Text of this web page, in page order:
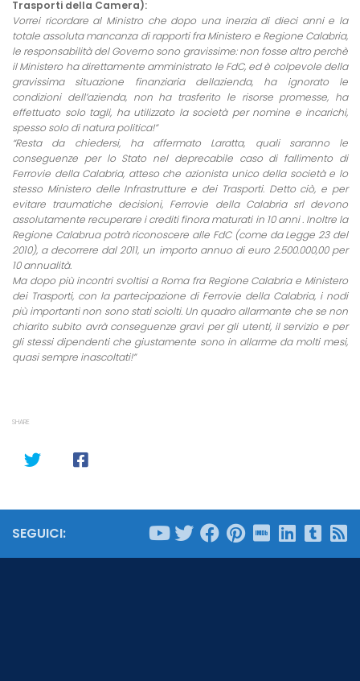
Trasporti della Camera):
Vorrei ricordare al Ministro che dopo una inerzia di dieci anni e la
totale assoluta mancanza di rapporti fra Ministero e Regione Calabria,
le responsabilità del Governo sono gravissime: non fosse altro perchè
il Ministero ha direttamente amministrato le FdC, ed è colpevole della
gravissima situazione finanziaria dellazienda, ha ignorato le
condizioni dell’azienda, non ha trasferito le risorse promesse, ha
effettuato solo tagli, ha utilizzato la società per nomine e incarichi,
spesso solo di natura politica!”
“Resta da chiedersi, ha affermato Laratta, quali saranno le
conseguenze per lo Stato nel deprecabile caso di fallimento di
Ferrovie della Calabria, atteso che azionista unico della società e lo
stesso Ministero delle Infrastrutture e dei Trasporti. Detto ciò, e per
evitare traumatiche decisioni, Ferrovie della Calabria srl devono
assolutamente recuperare i crediti finora maturati in 10 anni . Inoltre la
Regione Calabrua potrà riconoscere alle FdC (come da Legge 23 del
2010), a decorrere dal 2011, un importo annuo di euro 2.500.000,00 per
10 annualità.
Ma dopo più incontri svoltisi a Roma fra Regione Calabria e Ministero
dei Trasporti, con la partecipazione di Ferrovie della Calabria, i nodi
più importanti non sono stati sciolti. Un quadro allarmante che se non
chiarito subito avrà conseguenze gravi per gli utenti, il servizio e per
gli stessi dipendenti che giustamente sono in allarme da molti mesi,
quasi sempre inascoltati!”
SHARE
SEGUICI: